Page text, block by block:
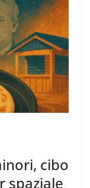
cibo
spaziale